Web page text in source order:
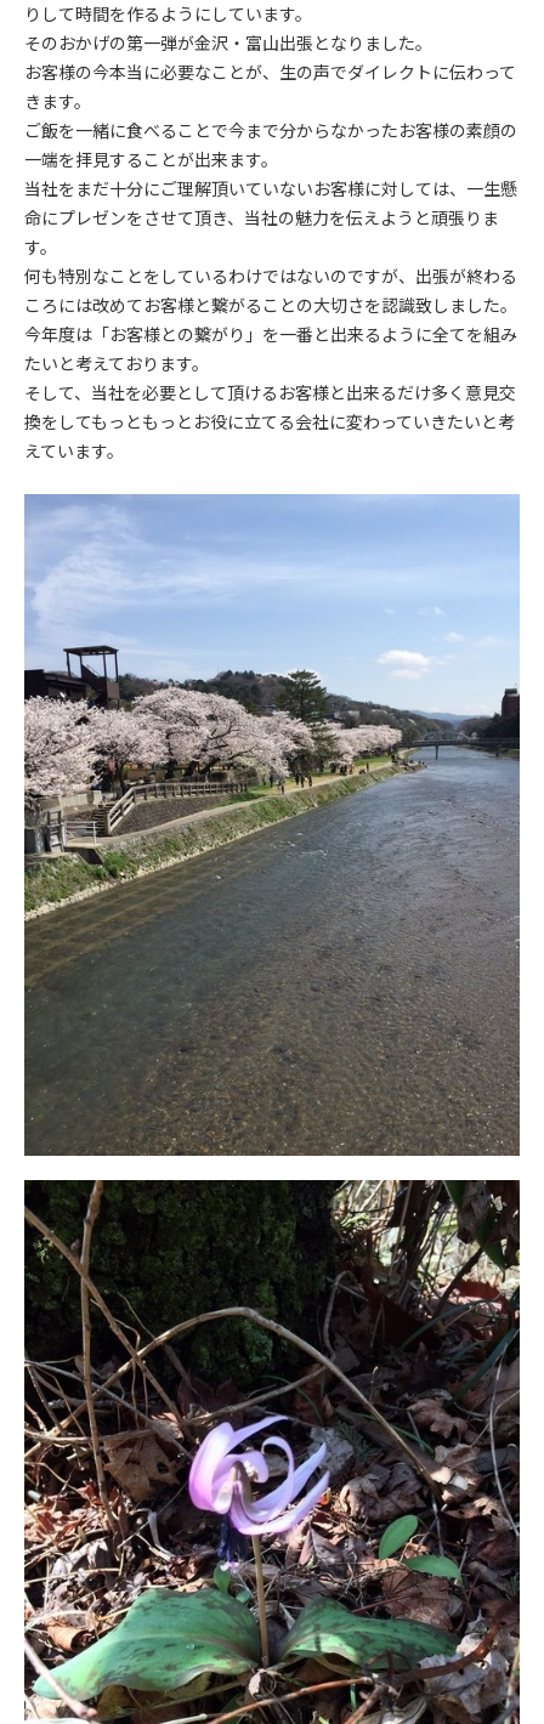
りして時間を作るようにしています。
そのおかげの第一弾が金沢・富山出張となりました。
お客様の今本当に必要なことが、生の声でダイレクトに伝わって
きます。
ご飯を一緒に食べることで今まで分からなかったお客様の素顔の
一端を拝見することが出来ます。
当社をまだ十分にご理解頂いていないお客様に対しては、一生懸
命にプレゼンをさせて頂き、当社の魅力を伝えようと頑張りま
す。
何も特別なことをしているわけではないのですが、出張が終わる
ころには改めてお客様と繋がることの大切さを認識致しました。
今年度は「お客様との繋がり」を一番と出来るように全てを組み
たいと考えております。
そして、当社を必要として頂けるお客様と出来るだけ多く意見交
換をしてもっともっとお役に立てる会社に変わっていきたいと考
えています。